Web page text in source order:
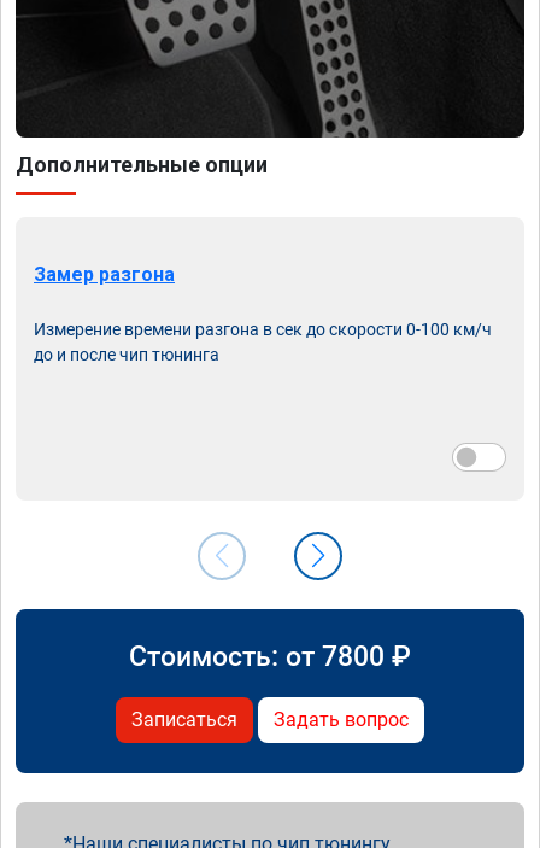
Дополнительные опции
Замер разгона
Измерение времени разгона в сек до скорости 0-100 км/ч
до и после чип тюнинга
Стоимость: от 7800 ₽
Записаться Задать вопрос